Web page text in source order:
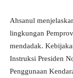
Ahsanul
lingkungan
mendadak.
Instruksi Presiden
Penggunaan